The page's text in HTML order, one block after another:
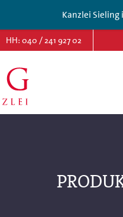
Kanzlei Sieling
HH: 040 / 241 927 02